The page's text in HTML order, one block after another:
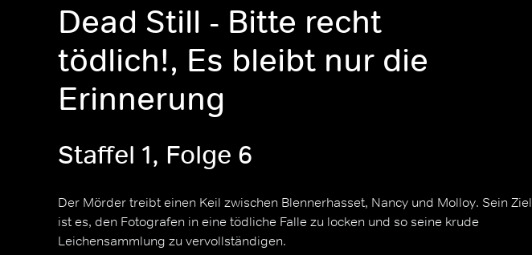
Dead Still - Bitte recht
tödlich!, Es bleibt nur die
Erinnerung
Staffel 1, Folge 6
Der Mörder treibt einen Keil zwischen Blennerhasset, Nancy und Molloy. Sein Ziel
ist es, den Fotografen in eine tödliche Falle zu locken und so seine krude
Leichensammlung zu vervollständigen.